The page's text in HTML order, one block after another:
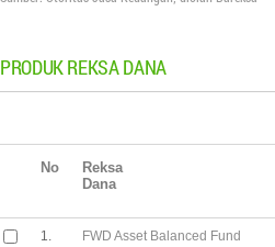
PRODUK REKSA DANA
No
Reksa
Dana
1. FWD Asset Balanced Fund